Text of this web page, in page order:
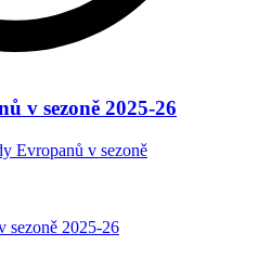
v sezoně 2025-26
Evropanů v sezoně